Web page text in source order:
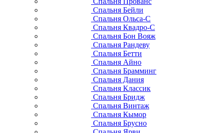
Спальня Бейли
Спальня Ольса-С
Спальня Квадро-С
Спальня Бон Вояж
Спальня Рандеву
Спальня Бетти
Спальня Айно
Спальня Брамминг
Спальня Дания
Спальня Классик
Спальня Бридж
Спальня Винтаж
Спальня Кымор
Спальня Брусно